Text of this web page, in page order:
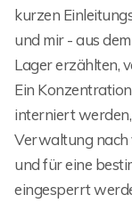
kurzen
und mir - aus
Lager erzählten,
Ein
interniert
Verwaltung nach
und für eine
eingesperrt